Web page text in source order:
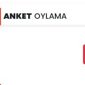
ANKET OYLAMA